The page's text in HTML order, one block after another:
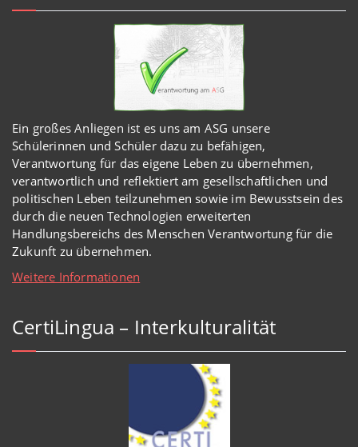
Ein großes Anliegen ist es uns am ASG unsere
Schülerinnen und Schüler dazu zu befähigen,
Verantwortung für das eigene Leben zu übernehmen,
verantwortlich und reflektiert am gesellschaftlichen und
politischen Leben teilzunehmen sowie im Bewusstsein des
durch die neuen Technologien erweiterten
Handlungsbereichs des Menschen Verantwortung für die
Zukunft zu übernehmen.
Weitere Informationen
CertiLingua – Interkulturalität